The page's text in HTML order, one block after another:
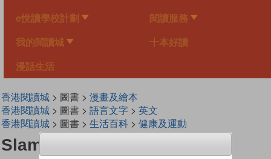
e悅讀學校計劃 閱讀服務
我的閱讀城 十本好讀
漫話生活
香港閱讀城> 圖書 > 漫畫及繪本
香港閱讀城> 圖書 > 語言文字> 英文
香港閱讀城> 圖書 > 生活百科> 健康及運動
Slam Dunk